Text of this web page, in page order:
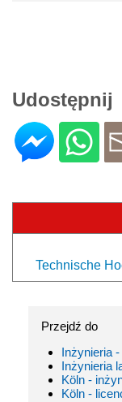
Udostępnij
Technische
Przejdź do
Inżynieria
Inżynieria
Köln -
Köln -